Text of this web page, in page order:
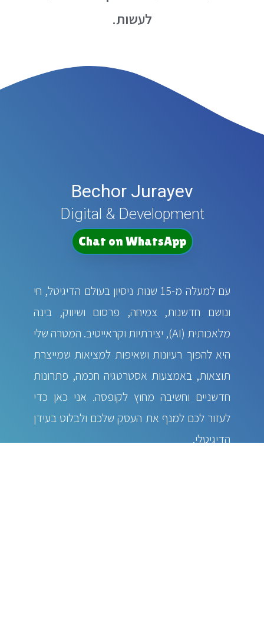
לעשות.
Bechor Jurayev
Digital & Development
Chat on WhatsApp
עם למעלה מ-15 שנות ניסיון בעולם הדיגיטל, חי
ונושם חדשנות, צמיחה, פרסום ושיווק, בינה
מלאכותית (AI), יצירתיות וקראייטיב. המטרה שלי
היא להפוך רעיונות ושאיפות למציאות שמייצרת
תוצאות, באמצעות אסטרטגיה חכמה, פתרונות
חדשניים וחשיבה מחוץ לקופסה. אני כאן כדי
לעזור לכם למנף את העסק שלכם ולבלוט בעידן
הדיגיטלי.